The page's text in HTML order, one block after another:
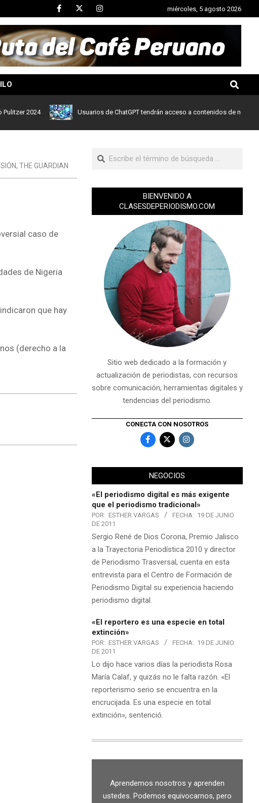
miércoles, 5 agosto 2026
2024 Usuarios de ChatGPT tendrán acceso a contenidos de noticias de
, THE GUARDIAN
caso de
de Nigeria
que hay
(derecho a la
BIENVENIDO A
CLASESDEPERIODISMO.COM
Sitio web dedicado a la formación y
actualización de periodistas, con recursos
sobre comunicación, herramientas digitales y
tendencias del periodismo.
CONECTA CON NOSOTROS
NEGOCIOS
«El periodismo digital es más exigente
que el periodismo tradicional»
POR: ESTHER VARGAS FECHA: 19 DE JUNIO
DE 2011
Sergio René de Dios Corona, Premio Jalisco
a la Trayectoria Periodística 2010 y director
de Periodismo Trasversal, cuenta en esta
entrevista para el Centro de Formación de
Periodismo Digital su experiencia haciendo
periodismo digital.
«El reportero es una especie en total
extinción»
POR: ESTHER VARGAS FECHA: 19 DE JUNIO
DE 2011
Lo dijo hace varios días la periodista Rosa
María Calaf, y quizás no le falta razón. «El
reporterismo serio se encuentra en la
encrucijada. Es una especie en total
extinción», sentenció.
Aprendemos nosotros y aprenden
ustedes. Podemos equivocarnos, pero